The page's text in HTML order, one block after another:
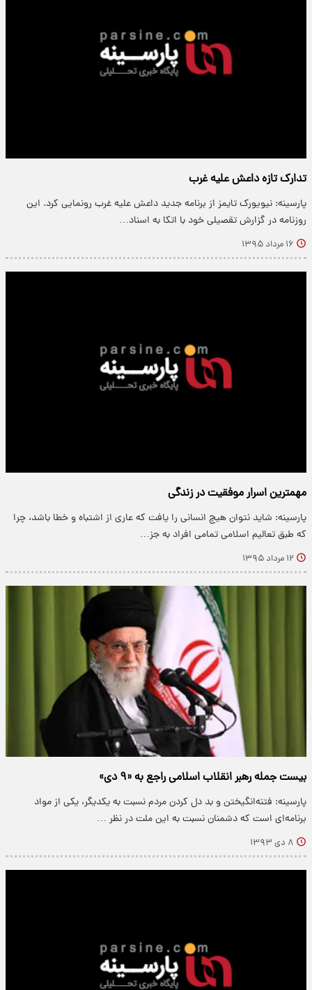
تدارک تازه داعش علیه غرب
پارسینه: نیویورک تایمز از برنامه جدید داعش علیه غرب رونمایی کرد. این
روزنامه در گزارش تقصیلی خود با اتکا به اسناد…
۱۶ مرداد ۱۳۹۵
مهمترین اسرار موفقیت در زندگی
پارسینه: شاید نتوان هیچ انسانی را یافت که عاری از اشتباه و خطا باشد، چرا
که طبق تعالیم اسلامی تمامی افراد به جز…
۱۲ مرداد ۱۳۹۵
بیست جمله رهبر انقلاب اسلامی راجع به «۹ دی»
پارسینه: فتنه‌انگیختن و بد دل کردن مردم نسبت به یکدیگر، یکی از مواد
برنامه‌ای است که دشمنان نسبت به این ملت در نظر …
۸ دی ۱۳۹۳